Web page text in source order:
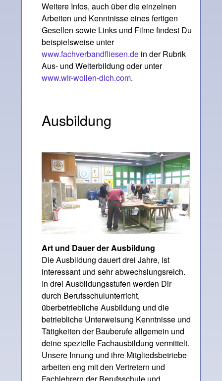
Weitere Infos, auch über die einzelnen
Arbeiten und Kenntnisse eines fertigen
Gesellen sowie Links und Filme findest Du
beispielsweise unter
www.fachverbandfliesen.dein der Rubrik
Aus- und Weiterbildung oder unter
www.wir-wollen-dich.com.
Ausbildung
Art und Dauer der Ausbildung
Die Ausbildung dauert drei Jahre, ist
interessant und sehr abwechslungsreich.
In drei Ausbildungsstufen werden Dir
durch Berufsschulunterricht,
überbetriebliche Ausbildung und die
betriebliche Unterweisung Kenntnisse und
Tätigkeiten der Bauberufe allgemein und
deine spezielle Fachausbildung vermittelt.
Unsere Innung und ihre Mitgliedsbetriebe
arbeiten eng mit den Vertretern und